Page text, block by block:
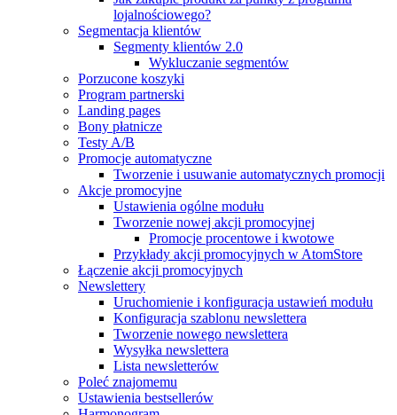
lojalnościowego?
Segmentacja klientów
Segmenty klientów 2.0
Wykluczanie segmentów
Porzucone koszyki
Program partnerski
Landing pages
Bony płatnicze
Testy A/B
Promocje automatyczne
Tworzenie i usuwanie automatycznych promocji
Akcje promocyjne
Ustawienia ogólne modułu
Tworzenie nowej akcji promocyjnej
Promocje procentowe i kwotowe
Przykłady akcji promocyjnych w AtomStore
Łączenie akcji promocyjnych
Newslettery
Uruchomienie i konfiguracja ustawień modułu
Konfiguracja szablonu newslettera
Tworzenie nowego newslettera
Wysyłka newslettera
Lista newsletterów
Poleć znajomemu
Ustawienia bestsellerów